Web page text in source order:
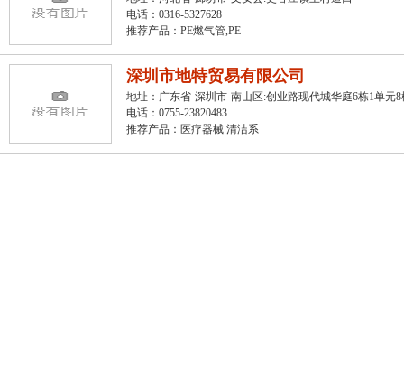
电话：0316-5327628
推荐产品： PE燃气管,PE
深圳市地特贸易有限公司
地址：广东省-深圳市-南山区:创业路现代城华庭6栋1单元8
电话：0755-23820483
推荐产品： 医疗器械 清洁系